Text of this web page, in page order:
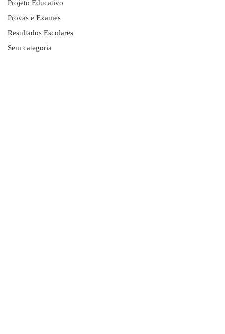
Projeto Educativo
Provas e Exames
Resultados Escolares
Sem categoria